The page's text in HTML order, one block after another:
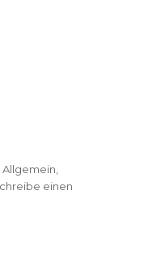
Kategorien
Allgemein
einen